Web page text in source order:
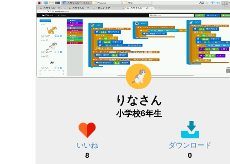
りなさん
小学校6年生
いいね
8
ダウンロード
0